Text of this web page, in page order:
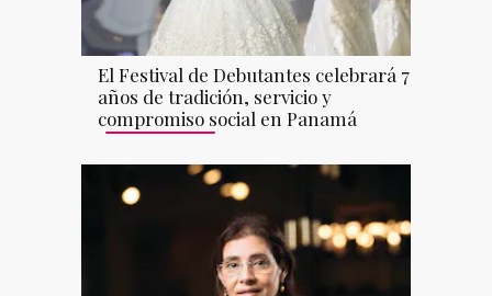
El Festival de Debutantes celebrará 70
años de tradición, servicio y
compromiso social en Panamá